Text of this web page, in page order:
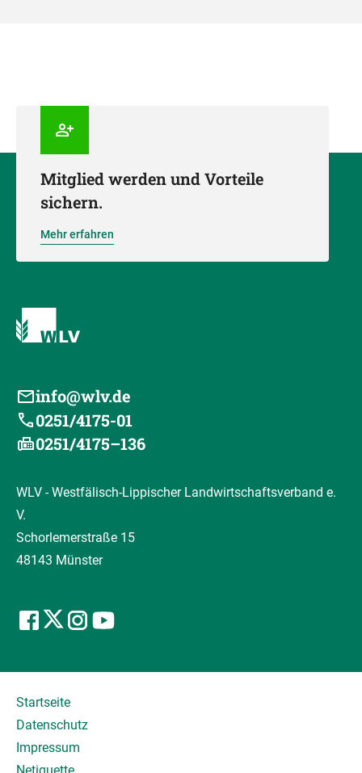
Mitglied werden und Vorteile
sichern.
Mehr erfahren
info@wlv.de
0251/4175-01
0251/4175–136
WLV - Westfälisch-Lippischer Landwirtschaftsverband e.
V.
Schorlemerstraße 15
48143 Münster
Startseite
Datenschutz
Impressum